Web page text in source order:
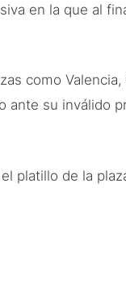
en la que al
como Valencia,
ante su inválido
platillo de la